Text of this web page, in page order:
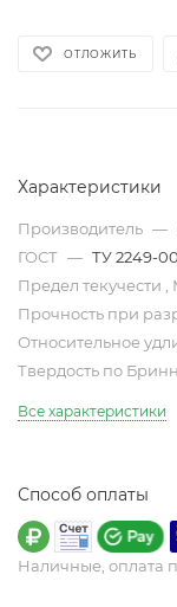
ОТЛОЖИТЬ
Характеристики
Производитель —
ГОСТ — ТУ 2249-
Предел текучести
Прочность при
Относительное
Твердость по
Все характеристики
Способ оплаты
Наличные, оплата